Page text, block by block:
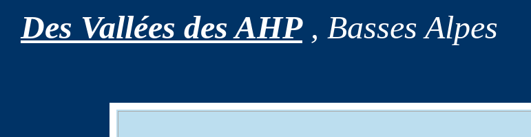
Des Vallées des AHP, Basses Alpes